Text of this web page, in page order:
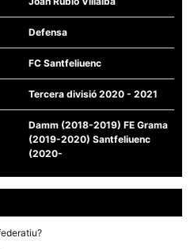
Defensa
FC Santfeliuenc
Tercera divisió 2020 - 2021
Damm (2018-2019) FE Grama
(2019-2020) Santfeliuenc
(2020-